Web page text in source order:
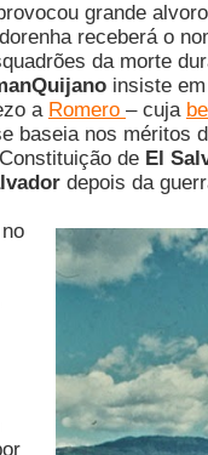
grande
receberá o
da morte
Quijanoinsiste em
a Romero – cuja
baseia nos méritos
de El
depois da